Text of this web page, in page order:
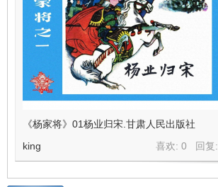
《杨家将》01杨业归宋.甘肃人民出版社
喜欢: 0 回复:
king